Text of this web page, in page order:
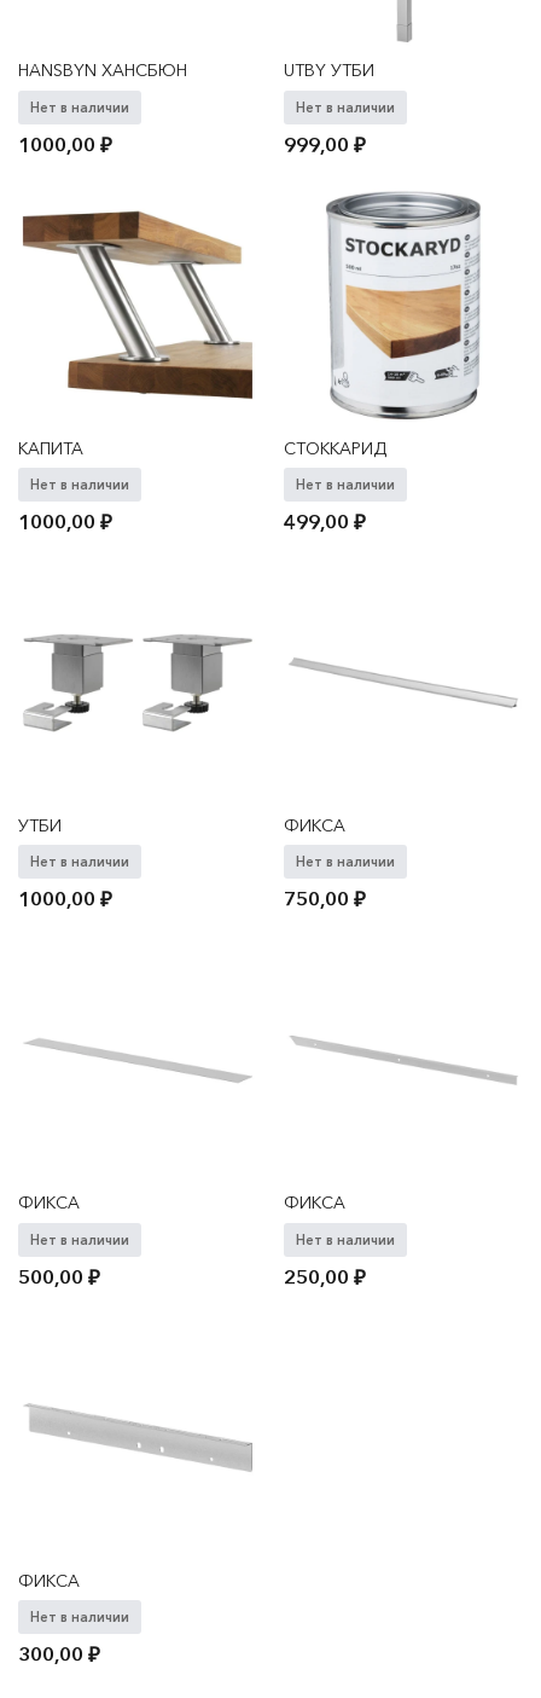
HANSBYN ХАНСБЮН
Нет в наличии
1000,00₽
UTBY УТБИ
Нет в наличии
999,00₽
КАПИТА
Нет в наличии
1000,00₽
СТОККАРИД
Нет в наличии
499,00₽
УТБИ
Нет в наличии
1000,00₽
ФИКСА
Нет в наличии
750,00₽
ФИКСА
Нет в наличии
500,00₽
ФИКСА
Нет в наличии
250,00₽
ФИКСА
Нет в наличии
300,00₽